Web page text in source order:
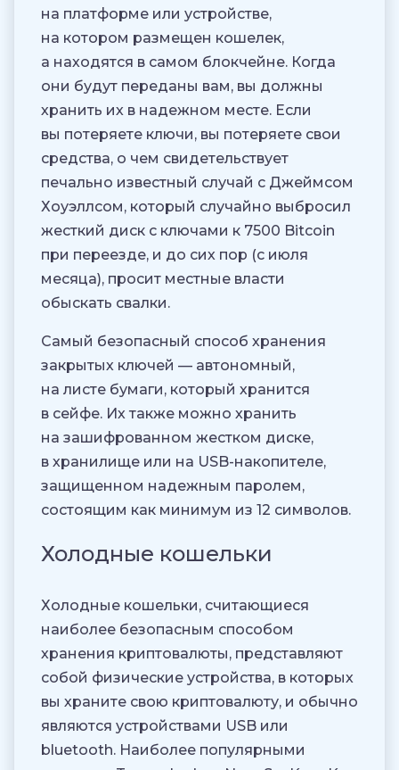
на платформе или устройстве,
на котором размещен кошелек,
а находятся в самом блокчейне. Когда
они будут переданы вам, вы должны
хранить их в надежном месте. Если
вы потеряете ключи, вы потеряете свои
средства, о чем свидетельствует
печально известный случай с Джеймсом
Хоуэллсом, который случайно выбросил
жесткий диск с ключами к 7500 Bitcoin
при переезде, и до сих пор (с июля
месяца), просит местные власти
обыскать свалки.
Самый безопасный способ хранения
закрытых ключей — автономный,
на листе бумаги, который хранится
в сейфе. Их также можно хранить
на зашифрованном жестком диске,
в хранилище или на USB-накопителе,
защищенном надежным паролем,
состоящим как минимум из 12 символов.
Холодные кошельки
Холодные кошельки, считающиеся
наиболее безопасным способом
хранения криптовалюты, представляют
собой физические устройства, в которых
вы храните свою криптовалюту, и обычно
являются устройствами USB или
bluetooth. Наиболее популярными